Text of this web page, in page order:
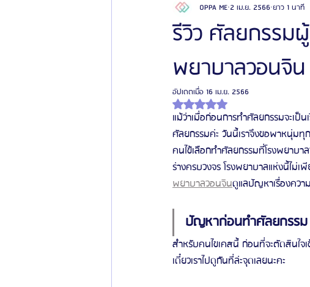
รีวิวศัลยกรรมฉีดไขมัน รีวิวศัลยกรรมดูดไขมัน
โรงพยาบาลศัลยกรรมจีเ
รีวิวศัลยกรรมผู้ชาย โรงพยาบาลศัลยกรรมมาอิน
ข่าวสารศัลยกรรมเกาหลี รีวิวดูดไขมัน รีวิวดู
รีวิว ศัลยกรรม
พยาบาลวอนจิน
OPPA ME 2 เม.ย. 2566ยาว 1 นาที
อัปเดตเมื่อ 16 เม.ย. 2566
ได้รับ NaN เต็ม 5 ดาว
แม้ว่าเมื่อก่อนการทำศัลยกรรมจะเป็
ศัลยกรรมค่ะ วันนี้เราจึงขอพาหนุ่ม
คนไข้เลือกทำศัลยกรรมที่โรงพยาบ
ร่างครบวงจร โรงพยาบาลแห่งนี้ไม่เ
พยาบาลวอนจินดูแลปัญหาเรื่องควา
ปัญหาก่อนทำศัลยกรรม
สำหรับคนไขเคสนี้ ก่อนที่จะตัดสินใ
เดี๋ยวเราไปดูกันที่ล่ะจุดเลยนะคะ